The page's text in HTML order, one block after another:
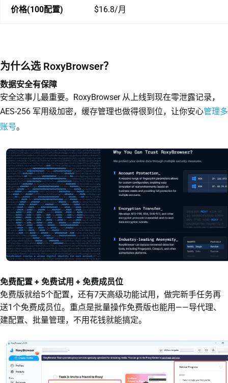
价格(100配置) $16.8/月
为什么选 RoxyBrowser？
数据安全有保障
安全这事儿最重要。RoxyBrowser 从上线到现在零泄露记录，
AES-256 军用级加密，缓存管理也做得很到位，让你安心管理多
账号。
免费配置 + 免费试用 + 免费成员位
免费版就给5个配置，还有7天高级功能试用，做完新手任务再
送1个免费成员位。重点是批量操作免费版也能用——导代理、
建配置、批量管理，不用花钱就能搞定。